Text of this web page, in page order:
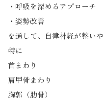
・呼吸を深めるアプローチ
・姿勢改善
を通して、自律神経が整い
特に
首まわり
肩甲骨まわり
胸郭（肋骨）